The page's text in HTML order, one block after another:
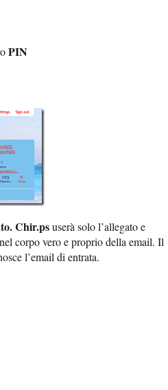
PIN
Chir.psuserà solo l’allegato e
corpo vero e proprio della email. Il
l’email di entrata.